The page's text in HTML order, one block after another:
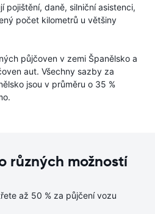
pojištění, daně, silniční asistenci,
počet kilometrů u většiny
půjčoven v zemi Španělsko a
aut. Všechny sazby za
jsou v průměru o 35 %
různých možností
až 50 % za půjčení vozu